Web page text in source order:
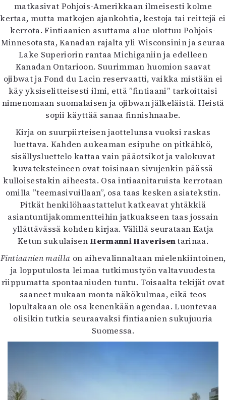
matkasivat Pohjois-Amerikkaan ilmeisesti kolme
kertaa, mutta matkojen ajankohtia, kestoja tai reittejä ei
kerrota. Fintiaanien asuttama alue ulottuu Pohjois-
Minnesotasta, Kanadan rajalta yli Wisconsinin ja seuraa
Lake Superiorin rantaa Michiganiin ja edelleen
Kanadan Ontarioon. Suurimman huomion saavat
ojibwat ja Fond du Lacin reservaatti, vaikka mistään ei
käy yksiselitteisesti ilmi, että ”fintiaani” tarkoittaisi
nimenomaan suomalaisen ja ojibwan jälkeläistä. Heistä
sopii käyttää sanaa finnishnaabe.
Kirja on suurpiirteisen jaottelunsa vuoksi raskas
luettava. Kahden aukeaman esipuhe on pitkähkö,
sisällysluettelo kattaa vain pääotsikot ja valokuvat
kuvateksteineen ovat toisinaan sivujenkin päässä
kulloisestakin aiheesta. Osa intiaanitaruista kerrotaan
omilla ”teemasivuillaan”, osa taas kesken asiatekstin.
Pitkät henkilöhaastattelut katkeavat yhtäkkiä
asiantuntijakommentteihin jatkuakseen taas jossain
yllättävässä kohden kirjaa. Välillä seurataan Katja
Ketun sukulaisenHermanni Haverisentarinaa.
Fintiaanien mailla on aihevalinnaltaan mielenkiintoinen,
ja lopputulosta leimaa tutkimustyön valtavuudesta
riippumatta spontaaniuden tuntu. Toisaalta tekijät ovat
saaneet mukaan monta näkökulmaa, eikä teos
lopultakaan ole osa kenenkään agendaa. Luontevaa
olisikin tutkia seuraavaksi fintiaanien sukujuuria
Suomessa.